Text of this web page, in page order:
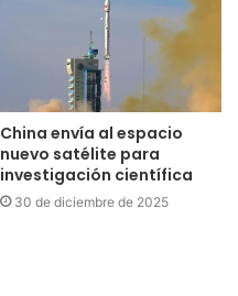
China envía al espacio
nuevo satélite para
investigación científica
30 de diciembre de 2025